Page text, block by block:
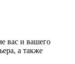
вас и вашего
а также